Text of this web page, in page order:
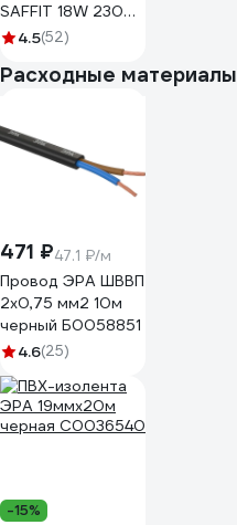
SAFFIT 18W 230V
G13 4000K,
4.5(52)
Расходные материалы
471 ₽47.1 ₽/м
Провод ЭРА ШВВП
2x0,75 мм2 10м
черный Б0058851
4.6(25)
-15%